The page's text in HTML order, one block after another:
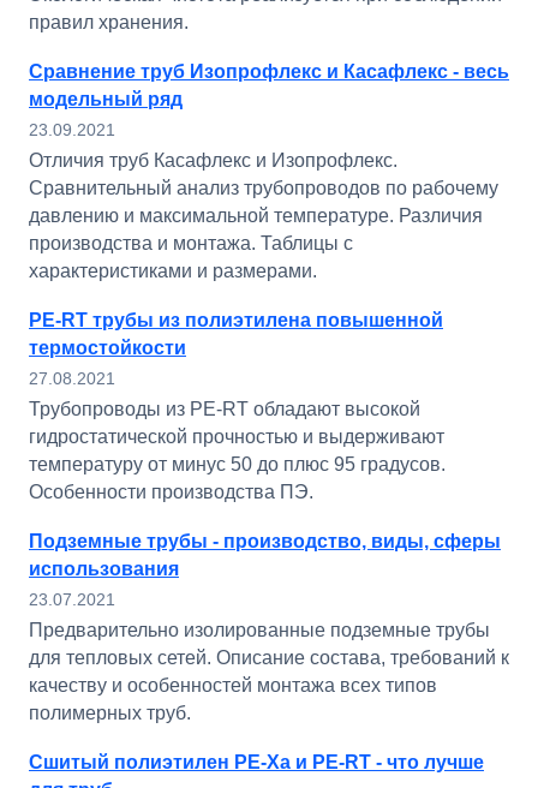
правил хранения.
Сравнение труб Изопрофлекс и Касафлекс - весь
модельный ряд
23.09.2021
Отличия труб Касафлекс и Изопрофлекс.
Сравнительный анализ трубопроводов по рабочему
давлению и максимальной температуре. Различия
производства и монтажа. Таблицы с
характеристиками и размерами.
PE-RT трубы из полиэтилена повышенной
термостойкости
27.08.2021
Трубопроводы из PE-RT обладают высокой
гидростатической прочностью и выдерживают
температуру от минус 50 до плюс 95 градусов.
Особенности производства ПЭ.
Подземные трубы - производство, виды, сферы
использования
23.07.2021
Предварительно изолированные подземные трубы
для тепловых сетей. Описание состава, требований к
качеству и особенностей монтажа всех типов
полимерных труб.
Сшитый полиэтилен PE-Xa и PE-RT - что лучше